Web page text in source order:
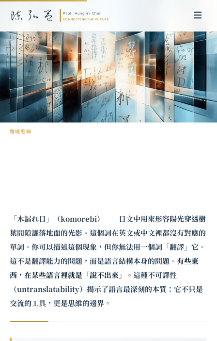
跨域思辨
「木漏れ日」（komorebi）——日文中用來形容陽光穿透樹
葉間隙灑落地面的光影。這個詞在英文或中文裡都沒有對應的
單詞。你可以描述這個現象，但你無法用一個詞「翻譯」它。
這不是翻譯能力的問題，而是語言結構本身的問題。 有些東
西，在某些語言裡就是「說不出來」。 這種不可譯性
（untranslatability）揭示了語言最深刻的本質：它不只是
交流的工具，更是思維的邊界。